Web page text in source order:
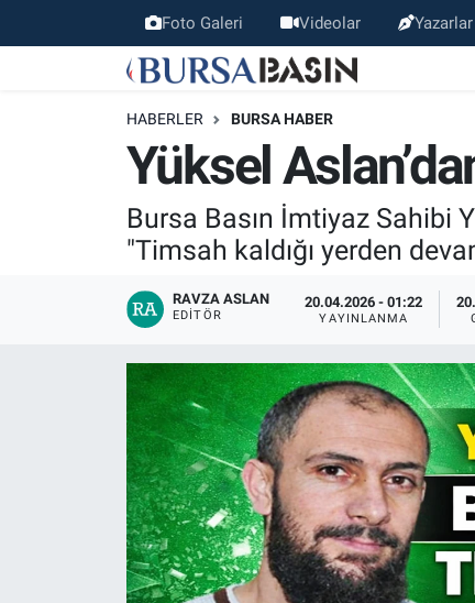
Foto Galeri Videolar Yazarlar
HABERLER BURSA HABER
Yüksel
Bursa Basın İmtiyaz Sahibi
"Timsah kaldığı yerden
RAVZA ASLAN
EDITÖR
20.04.2026 - 01:22
YAYINLANMA
Bursa Haber
Bilim, Teknoloji
KÜLTÜR-SANAT
Bursaspor
Gündem
Bursa Nöbetçi Eczaneler
Bursa Hava Durumu
Bursa Trafik Yoğunluk Haritası
Süper Lig Puan Durumu ve Fikstür
Tüm Manşetler
Son Dakika Haberleri
Haber Arşivi